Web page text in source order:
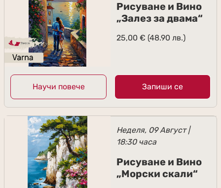
Рисуване и Вино
„Залез за двама“
25,00 € (48.90 лв.)
Научи повече Запиши се
Неделя, 09 Август |
18:30 часа
Рисуване и Вино
„Морски скали“